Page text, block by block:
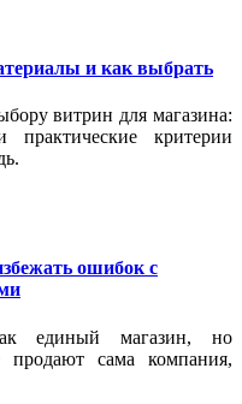
и как выбрать
витрин для магазина:
критерии
ошибок с
единый магазин, но
сама компания,